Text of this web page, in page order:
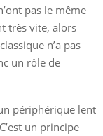
pas le même
très vite, alors
n’a pas
un rôle de
périphérique lent
un principe